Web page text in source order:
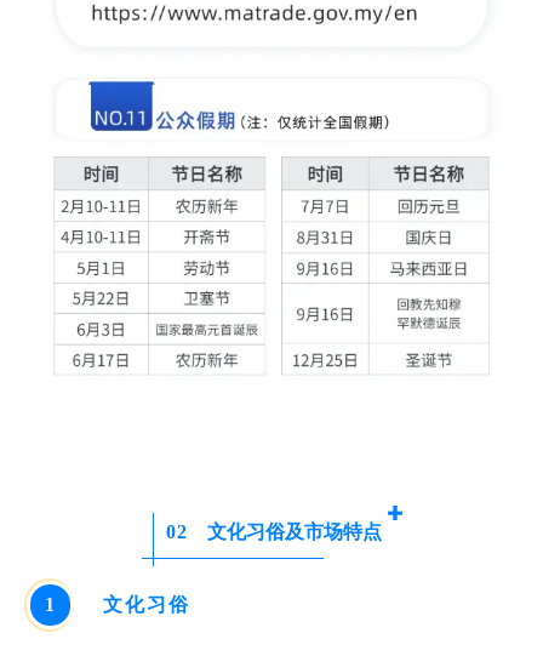
02 文化习俗及市场特点
1 文化习俗